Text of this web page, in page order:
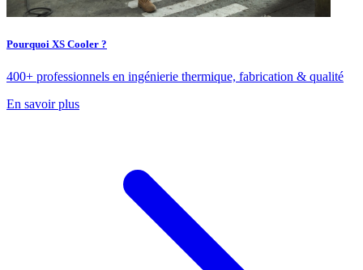
Pourquoi XS Cooler ?
400+ professionnels en ingénierie thermique, fabrication & qualité
En savoir plus